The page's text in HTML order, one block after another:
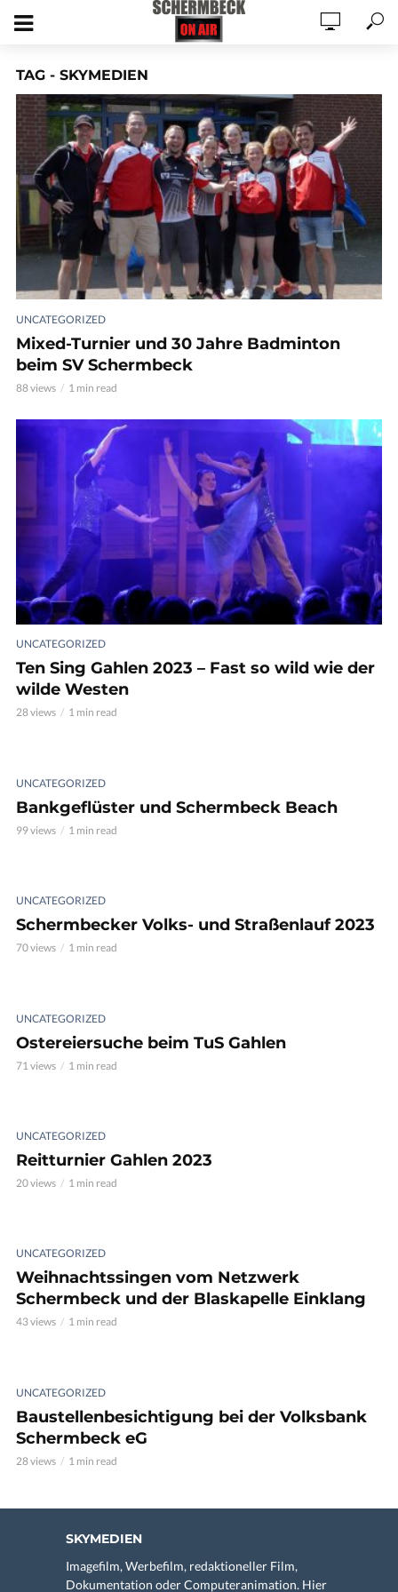
TAG - SKYMEDIEN
UNCATEGORIZED
Mixed-Turnier und 30 Jahre Badminton
beim SV Schermbeck
88 views 1 min read
UNCATEGORIZED
Ten Sing Gahlen 2023 – Fast so wild wie der
wilde Westen
28 views 1 min read
UNCATEGORIZED
Bankgeflüster und Schermbeck Beach
99 views 1 min read
UNCATEGORIZED
Schermbecker Volks- und Straßenlauf 2023
70 views 1 min read
UNCATEGORIZED
Ostereiersuche beim TuS Gahlen
71 views 1 min read
UNCATEGORIZED
Reitturnier Gahlen 2023
20 views 1 min read
UNCATEGORIZED
Weihnachtssingen vom Netzwerk
Schermbeck und der Blaskapelle Einklang
43 views 1 min read
UNCATEGORIZED
Baustellenbesichtigung bei der Volksbank
Schermbeck eG
28 views 1 min read
SKYMEDIEN
Imagefilm, Werbefilm, redaktioneller Film,
Dokumentation oder Computeranimation. Hier